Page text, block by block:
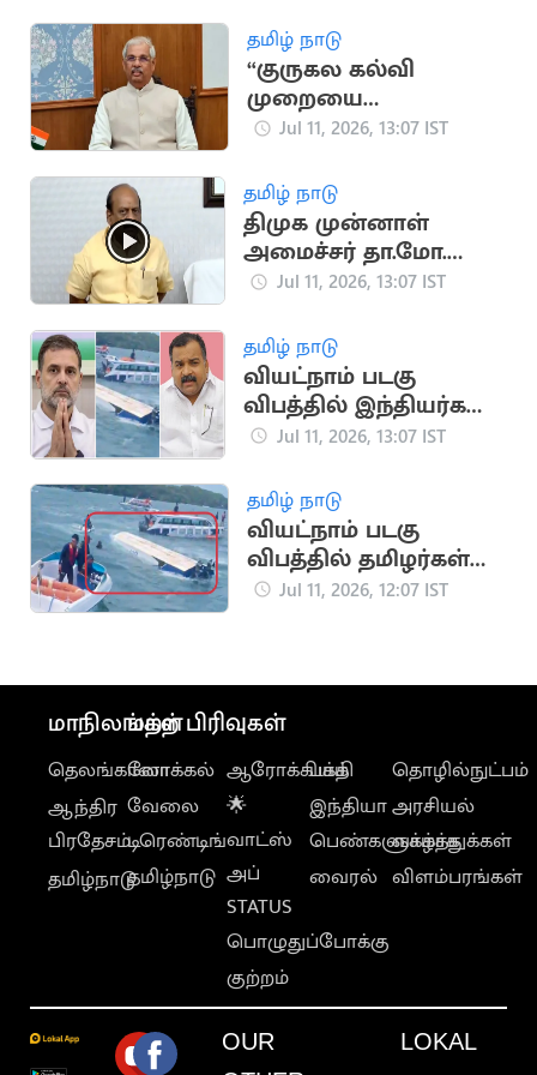
தமிழ் நாடு
“குருகல கல்வி
முறையை
தமிழ்நாட்டில்
முடியவில்லை”..
ஆளுநர் பேச்சு
Jul 11, 2026, 13:07 IST
தமிழ் நாடு
திமுக முன்னாள்
அமைச்சர் தா.மோ.
அன்பரசன் மீது புகார்
Jul 11, 2026, 13:07 IST
தமிழ் நாடு
வியட்நாம் படகு
விபத்தில் இந்தியர்கள்
பலி.. ராகுல் காந்தி,
இரங்கல்
Jul 11, 2026, 13:07 IST
தமிழ் நாடு
வியட்நாம் படகு
விபத்தில் தமிழர்கள்
உயிரிழப்பு.. உதவி
Jul 11, 2026, 12:07 IST
மாநிலங்கள்
தெலங்கானா
ஆந்திர
பிரதேசம்
தமிழ்நாடு
மற்ற பிரிவுகள்
லோக்கல்
வேலை
டிரெண்டிங்
தமிழ்நாடு
ஆரோக்கியம்
🌟
வாட்ஸ்
அப்
STATUS
பொழுதுப்போக்கு
குற்றம்
பக்தி
இந்தியா
பெண்களுக்காக
வைரல்
தொழில்நுட்பம்
அரசியல்
வாழ்த்துக்கள்
விளம்பரங்கள்
OUR
LOKAL